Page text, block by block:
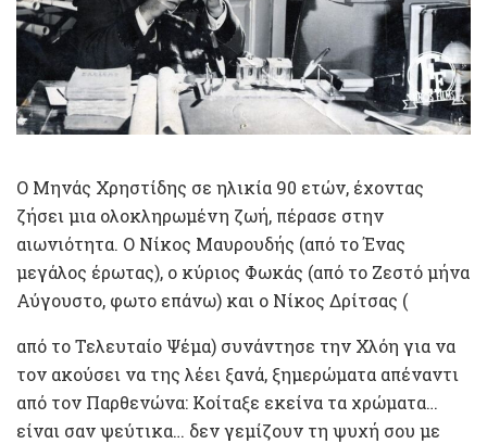
O Μηνάς Χρηστίδης σε ηλικία 90 ετών, έχοντας
ζήσει μια ολοκληρωμένη ζωή, πέρασε στην
αιωνιότητα. Ο Νίκος Μαυρουδής (από το Ένας
μεγάλος έρωτας), ο κύριος Φωκάς (από το Ζεστό μήνα
Αύγουστο, φωτο επάνω) και ο Νίκος Δρίτσας (
από το Τελευταίο Ψέμα) συνάντησε την Χλόη για να
τον ακούσει να της λέει ξανά, ξημερώματα απέναντι
από τον Παρθενώνα: Κοίταξε εκείνα τα χρώματα…
είναι σαν ψεύτικα… δεν γεμίζουν τη ψυχή σου με